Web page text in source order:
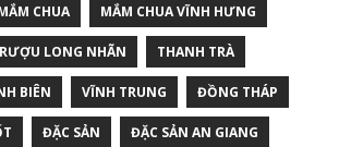
CHUA MẮM CHUA VĨNH HƯNG
RƯỢU LONG NHÃN THANH TRÀ
BIÊN VĨNH TRUNG ĐỒNG THÁP
ĐẶC SẢN ĐẶC SẢN AN GIANG